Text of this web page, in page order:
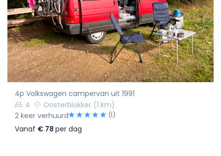
4p Volkswagen campervan uit 1991
4
Oosterblokker (1 km)
2 keer verhuurd
(1)
Vanaf € 78 per dag